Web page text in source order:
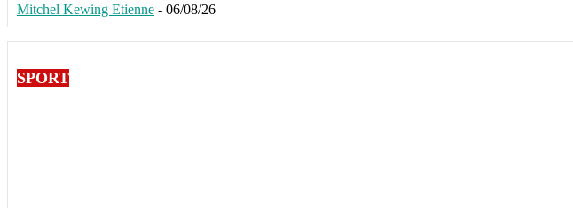
Mitchel Kewing Etienne - 06/08/26
SPORT